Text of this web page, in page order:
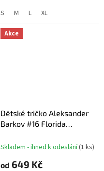
S M L XL
Akce
Dětské tričko Aleksander
Barkov #16 Florida
Stanley Cup Champions
Skladem - ihned k odeslání(1 ks)
od 649 Kč